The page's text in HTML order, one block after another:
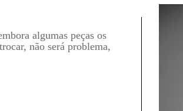
algumas peças os
não será problema,